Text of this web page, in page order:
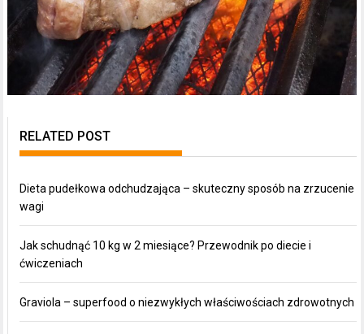
RELATED POST
Dieta pudełkowa odchudzająca – skuteczny sposób na zrzucenie
wagi
Jak schudnąć 10 kg w 2 miesiące? Przewodnik po diecie i
ćwiczeniach
Graviola – superfood o niezwykłych właściwościach zdrowotnych